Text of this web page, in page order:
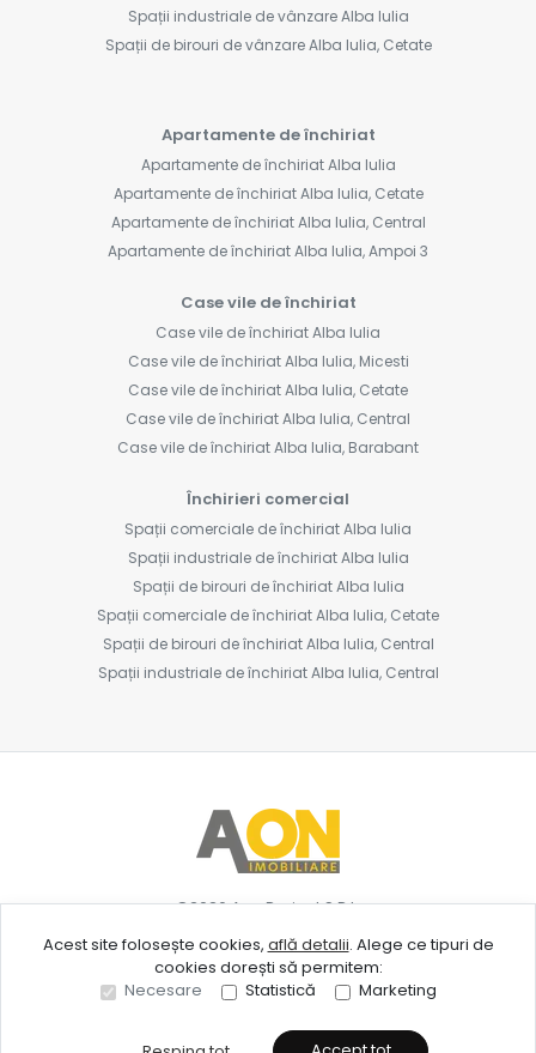
Spații industriale de vânzare Alba Iulia
Spații de birouri de vânzare Alba Iulia, Cetate
Apartamente de închiriat
Apartamente de închiriat Alba Iulia
Apartamente de închiriat Alba Iulia, Cetate
Apartamente de închiriat Alba Iulia, Central
Apartamente de închiriat Alba Iulia, Ampoi 3
Case vile de închiriat
Case vile de închiriat Alba Iulia
Case vile de închiriat Alba Iulia, Micesti
Case vile de închiriat Alba Iulia, Cetate
Case vile de închiriat Alba Iulia, Central
Case vile de închiriat Alba Iulia, Barabant
Închirieri comercial
Spații comerciale de închiriat Alba Iulia
Spații industriale de închiriat Alba Iulia
Spații de birouri de închiriat Alba Iulia
Spații comerciale de închiriat Alba Iulia, Cetate
Spații de birouri de închiriat Alba Iulia, Central
Spații industriale de închiriat Alba Iulia, Central
©2026Aon Project S.R.L.
Site creat în
Acest site folosește cookies, află detalii. Alege ce tipuri de
cookies dorești să permitem:
Necesare
Statistică Marketing